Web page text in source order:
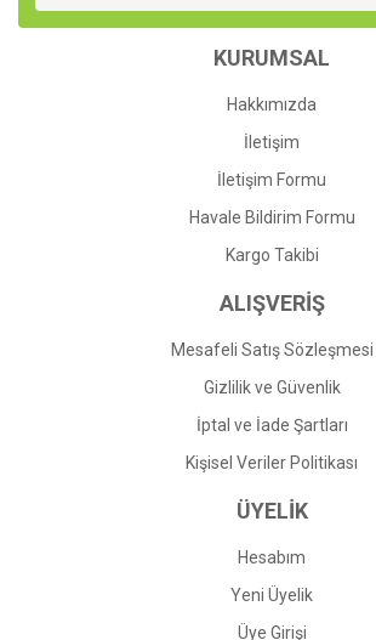
Ürün bilgilerinde hatalar bulunuyor.
Ürün fiyatı diğer sitelerden daha pahalı.
Gönder
KURUMSAL
Hakkımızda
İletişim
İletişim Formu
Havale Bildirim Formu
Kargo Takibi
ALIŞVERİŞ
Mesafeli Satış Sözleşmesi
Gizlilik ve Güvenlik
İptal ve İade Şartları
Kişisel Veriler Politikası
ÜYELİK
Hesabım
Yeni Üyelik
Üye Girişi